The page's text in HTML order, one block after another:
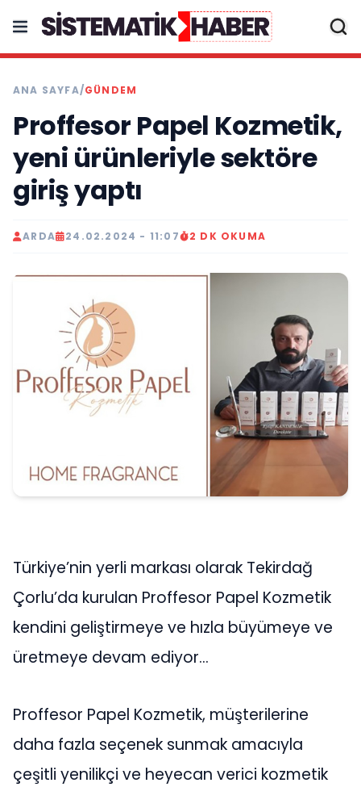
ANA SAYFA/GÜNDEM
Proffesor Papel Kozmetik,
yeni ürünleriyle sektöre
giriş yaptı
ARDA 24.02.2024 - 11:07 2 DK OKUMA
Türkiye’nin yerli markası olarak Tekirdağ
Çorlu’da kurulan Proffesor Papel Kozmetik
kendini geliştirmeye ve hızla büyümeye ve
üretmeye devam ediyor…
Proffesor Papel Kozmetik, müşterilerine
daha fazla seçenek sunmak amacıyla
çeşitli yenilikçi ve heyecan verici kozmetik